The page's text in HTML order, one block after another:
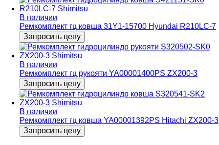
В наличии
Ремкомплект гц ковша 31Y1-15700 Hyundai R210LC-7
Запросить цену
В наличии
Ремкомплект гц рукояти YA00001400PS ZX200-3
Запросить цену
В наличии
Ремкомплект гц ковша YA00001392PS Hitachi ZX200-3
Запросить цену